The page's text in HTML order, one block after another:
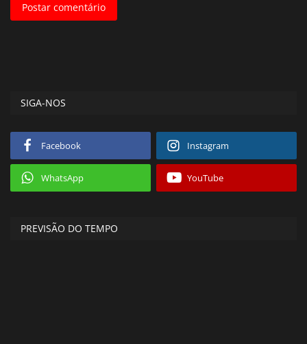
Postar comentário
SIGA-NOS
Facebook Instagram
WhatsApp YouTube
PREVISÃO DO TEMPO